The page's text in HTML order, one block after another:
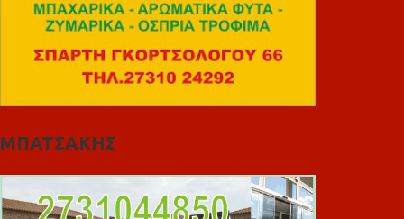
ΜΠΑΤΣΑΚΗΣ